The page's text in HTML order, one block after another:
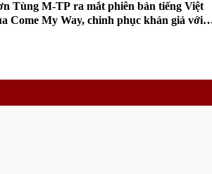
Tùng M-TP ra mắt phiên bản tiếng Việt
Come My Way, chinh phục khán giả với